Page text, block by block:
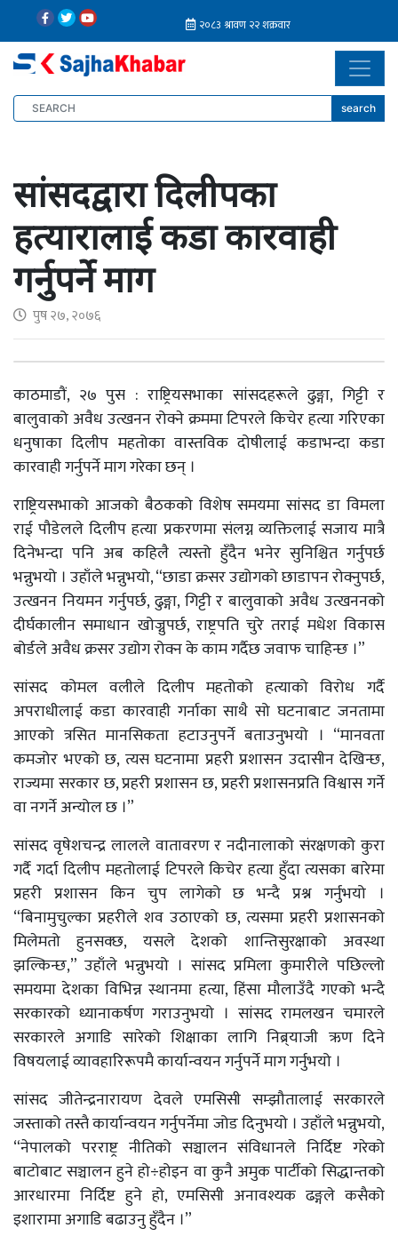
search
सांसदद्वारा दिलीपका
हत्यारालाई कडा कारवाही
गर्नुपर्ने माग
पुष २७, २०७६
काठमाडौं, २७ पुस : राष्ट्रियसभाका सांसदहरूले ढुङ्गा, गिट्टी र
बालुवाको अवैध उत्खनन रोक्ने क्रममा टिपरले किचेर हत्या गरिएका
धनुषाका दिलीप महतोका वास्तविक दोषीलाई कडाभन्दा कडा
कारवाही गर्नुपर्ने माग गरेका छन् ।
राष्ट्रियसभाको आजको बैठकको विशेष समयमा सांसद डा विमला
राई पौडेलले दिलीप हत्या प्रकरणमा संलग्न व्यक्तिलाई सजाय मात्रै
दिनेभन्दा पनि अब कहिलै त्यस्तो हुँदैन भनेर सुनिश्चित गर्नुपर्छ
भन्नुभयो । उहाँले भन्नुभयो, “छाडा क्रसर उद्योगको छाडापन रोक्नुपर्छ,
उत्खनन नियमन गर्नुपर्छ, ढुङ्गा, गिट्टी र बालुवाको अवैध उत्खननको
दीर्घकालीन समाधान खोज्नुपर्छ, राष्ट्रपति चुरे तराई मधेश विकास
बोर्डले अवैध क्रसर उद्योग रोक्न के काम गर्दैछ जवाफ चाहिन्छ ।”
सांसद कोमल वलीले दिलीप महतोको हत्याको विरोध गर्दै
अपराधीलाई कडा कारवाही गर्नाका साथै सो घटनाबाट जनतामा
आएको त्रसित मानसिकता हटाउनुपर्ने बताउनुभयो । “मानवता
कमजोर भएको छ, त्यस घटनामा प्रहरी प्रशासन उदासीन देखिन्छ,
राज्यमा सरकार छ, प्रहरी प्रशासन छ, प्रहरी प्रशासनप्रति विश्वास गर्ने
वा नगर्ने अन्योल छ ।”
सांसद वृषेशचन्द्र लालले वातावरण र नदीनालाको संरक्षणको कुरा
गर्दै गर्दा दिलीप महतोलाई टिपरले किचेर हत्या हुँदा त्यसका बारेमा
प्रहरी प्रशासन किन चुप लागेको छ भन्दै प्रश्न गर्नुभयो ।
“बिनामुचुल्का प्रहरीले शव उठाएको छ, त्यसमा प्रहरी प्रशासनको
मिलेमतो हुनसक्छ, यसले देशको शान्तिसुरक्षाको अवस्था
झल्किन्छ,” उहाँले भन्नुभयो । सांसद प्रमिला कुमारीले पछिल्लो
समयमा देशका विभिन्न स्थानमा हत्या, हिंसा मौलाउँदै गएको भन्दै
सरकारको ध्यानाकर्षण गराउनुभयो । सांसद रामलखन चमारले
सरकारले अगाडि सारेको शिक्षाका लागि निब्र्याजी ऋण दिने
विषयलाई व्यावहारिरूपमै कार्यान्वयन गर्नुपर्ने माग गर्नुभयो ।
सांसद जीतेन्द्रनारायण देवले एमसिसी सम्झौतालाई सरकारले
जस्ताको तस्तै कार्यान्वयन गर्नुपर्नेमा जोड दिनुभयो । उहाँले भन्नुभयो,
“नेपालको परराष्ट्र नीतिको सञ्चालन संविधानले निर्दिष्ट गरेको
बाटोबाट सञ्चालन हुने हो÷होइन वा कुनै अमुक पार्टीको सिद्धान्तको
आरधारमा निर्दिष्ट हुने हो, एमसिसी अनावश्यक ढङ्गले कसैको
इशारामा अगाडि बढाउनु हुँदैन ।”